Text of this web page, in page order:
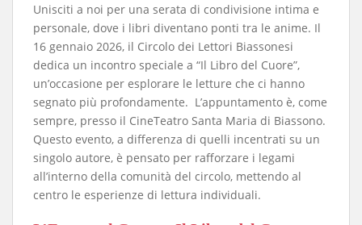
Unisciti a noi per una serata di condivisione intima e
personale, dove i libri diventano ponti tra le anime. Il
16 gennaio 2026, il Circolo dei Lettori Biassonesi
dedica un incontro speciale a “Il Libro del Cuore”,
un’occasione per esplorare le letture che ci hanno
segnato più profondamente. L’appuntamento è, come
sempre, presso il CineTeatro Santa Maria di Biassono.
Questo evento, a differenza di quelli incentrati su un
singolo autore, è pensato per rafforzare i legami
all’interno della comunità del circolo, mettendo al
centro le esperienze di lettura individuali.